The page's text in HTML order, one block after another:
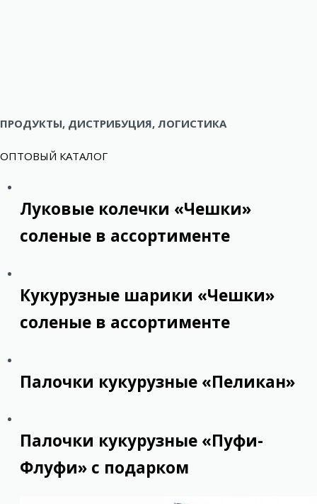
ПРОДУКТЫ, ДИСТРИБУЦИЯ, ЛОГИСТИКА
ОПТОВЫЙ КАТАЛОГ
Луковые колечки «Чешки»
соленые в ассортименте
Кукурузные шарики «Чешки»
соленые в ассортименте
Палочки кукурузные «Пеликан»
Палочки кукурузные «Пуфи-
Флуфи» с подарком